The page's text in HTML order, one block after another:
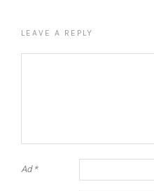
LEAVE A REPLY
Ad *